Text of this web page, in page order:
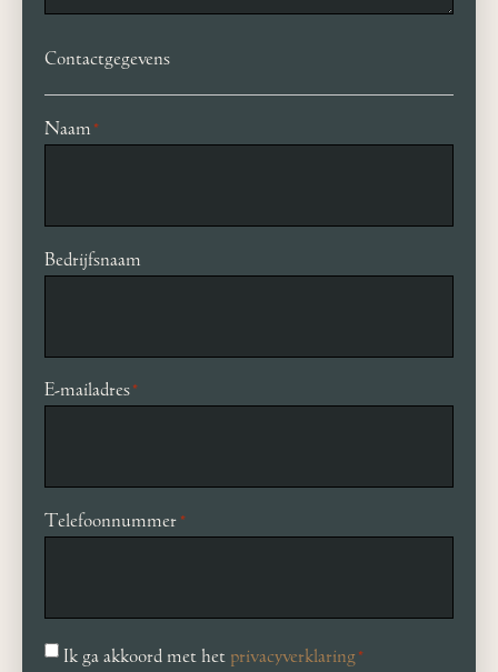
Contactgegevens
Naam *
Bedrijfsnaam
E-mailadres *
Telefoonnummer *
Toestemming
Ik ga akkoord met het privacyverklaring *